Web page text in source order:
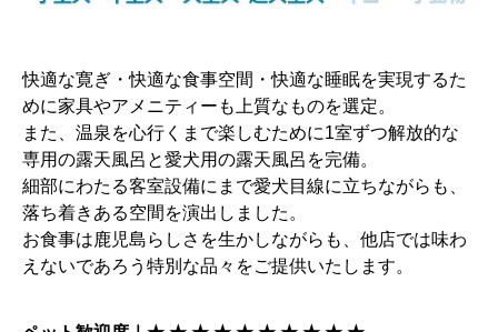
快適な寛ぎ・快適な食事空間・快適な睡眠を実現するた
めに家具やアメニティーも上質なものを選定。
また、温泉を心行くまで楽しむために1室ずつ解放的な
専用の露天風呂と愛犬用の露天風呂を完備。
細部にわたる客室設備にまで愛犬目線に立ちながらも、
落ち着きある空間を演出しました。
お食事は鹿児島らしさを生かしながらも、他店では味わ
えないであろう特別な品々をご提供いたします。